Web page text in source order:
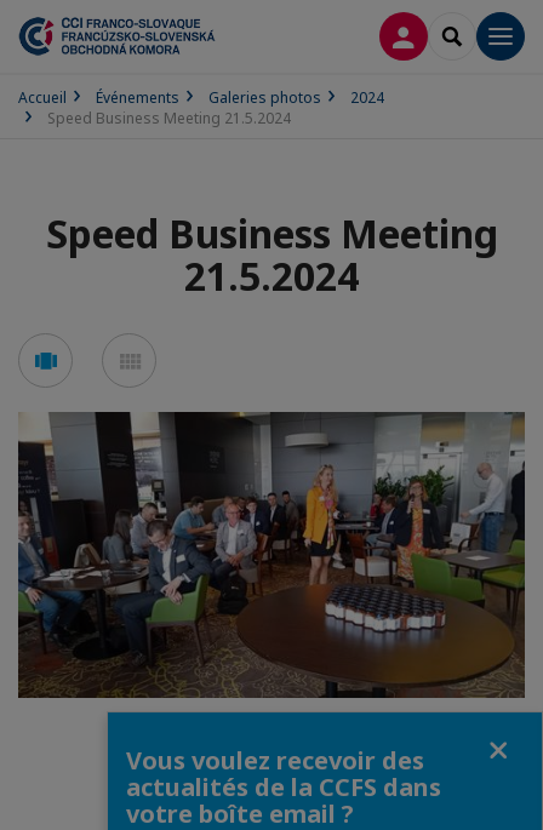
CONNEXION
Accueil Événements Galeries photos
2024
Speed Business Meeting 21.5.2024
Speed Business Meeting
21.5.2024
Voir
en
carousel
en
mosaïque
Vous voulez recevoir des
actualités de la CCFS dans
votre boîte email ?